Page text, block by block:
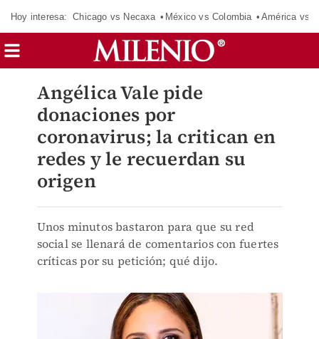
Hoy interesa: Chicago vs Necaxa México vs Colombia América vs
Angélica Vale pide
donaciones por
coronavirus; la critican en
redes y le recuerdan su
origen
Unos minutos bastaron para que su red
social se llenará de comentarios con fuertes
críticas por su petición; qué dijo.